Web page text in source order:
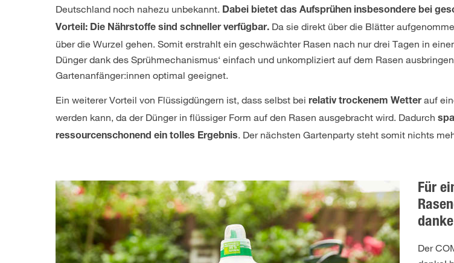
Deutschland noch nahezu unbekannt. Dabei bietet das Aufsprühen insbesondere bei
Vorteil: Die Nährstoffe sind schneller verfügbar. Da sie direkt über die Blätter
über die Wurzel gehen. Somit erstrahlt ein geschwächter Rasen nach nur drei Tagen in
Dünger dank des Sprühmechanismus‘ einfach und unkompliziert auf dem Rasen
Gartenanfänger:innen optimal geeignet.
Ein weiterer Vorteil von Flüssigdüngern ist, dass selbst bei relativ trockenem Wetterauf
werden kann, da der Dünger in flüssiger Form auf den Rasen ausgebracht wird. Dadurch
ressourcenschonend ein tolles Ergebnis. Der nächsten Gartenparty steht somit nichts
Für
Der